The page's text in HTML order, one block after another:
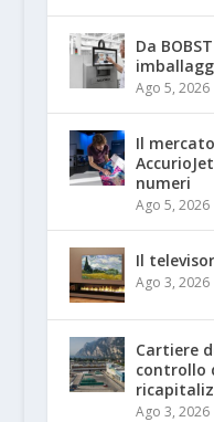
Da
Ago 5, 2026
Il
numeri
Ago 5, 2026
Il
Ago 3, 2026
Cartiere
controllo
Ago 3, 2026